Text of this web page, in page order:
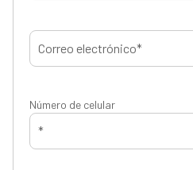
Número de celular